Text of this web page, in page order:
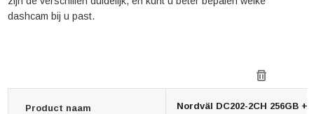
dashcam bij u past.
Product naam Nordväl DC202-2CH 256GB +